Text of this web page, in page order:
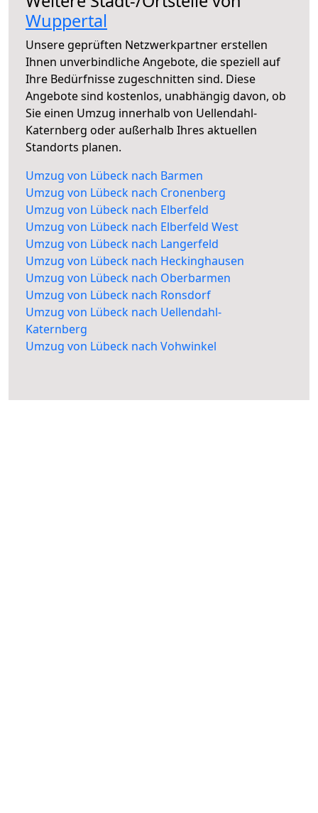
Wuppertal
Unsere geprüften Netzwerkpartner erstellen
Ihnen unverbindliche Angebote, die speziell auf
Ihre Bedürfnisse zugeschnitten sind. Diese
Angebote sind kostenlos, unabhängig davon, ob
Sie einen Umzug innerhalb von Uellendahl-
Katernberg oder außerhalb Ihres aktuellen
Standorts planen.
Umzug von Lübeck nach Barmen
Umzug von Lübeck nach Cronenberg
Umzug von Lübeck nach Elberfeld
Umzug von Lübeck nach Elberfeld West
Umzug von Lübeck nach Langerfeld
Umzug von Lübeck nach Heckinghausen
Umzug von Lübeck nach Oberbarmen
Umzug von Lübeck nach Ronsdorf
Umzug von Lübeck nach Uellendahl-
Katernberg
Umzug von Lübeck nach Vohwinkel